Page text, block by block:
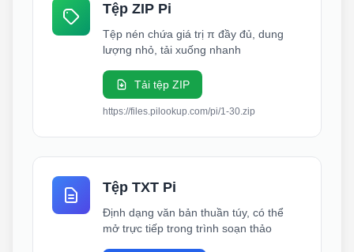
Tệp ZIP Pi
Tệp nén chứa giá trị π đầy đủ, dung
lượng nhỏ, tải xuống nhanh
Tải tệp ZIP
https://files.pilookup.com/pi/1-30.zip
Tệp TXT Pi
Định dạng văn bản thuần túy, có thể
mở trực tiếp trong trình soạn thảo